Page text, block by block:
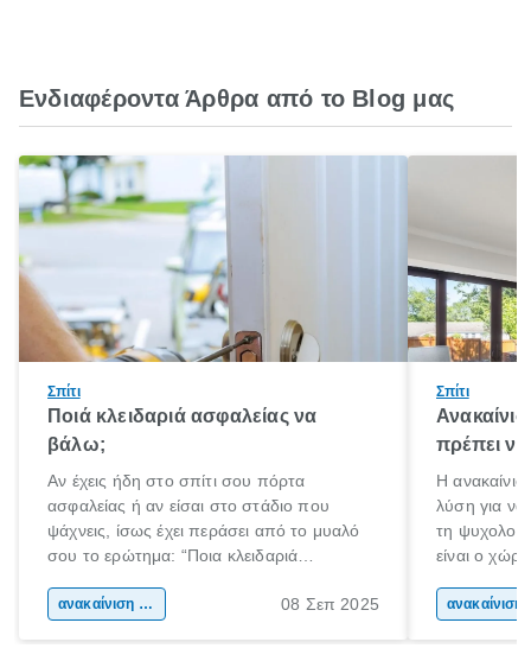
Ενδιαφέροντα Άρθρα από το Blog μας
Σπίτι
Ποιά κλειδαριά ασφαλείας να
βάλω;
Αν έχεις ήδη στο σπίτι σου πόρτα
ασφαλείας ή αν είσαι στο στάδιο που
ψάχνεις, ίσως έχει περάσει από το μυαλό
σου το ερώτημα: “Ποια κλειδαριά
αναρωτιέσαι ακόμα αν η ήδη υπάρχουσα
ανακαίνιση σπιτιού 08 Σεπ 2025
Σπίτι
πρέπει να
Η
λύση για να
τη
είναι ο
Επομένως,